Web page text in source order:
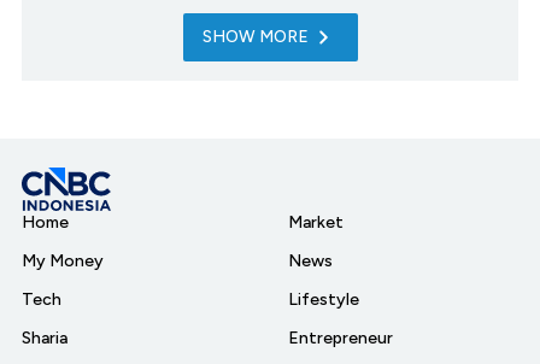
SHOW MORE
Home
My Money
Tech
Sharia
Market
News
Lifestyle
Entrepreneur